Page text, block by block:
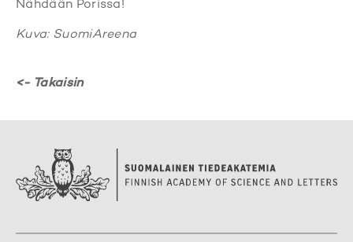
Nähdään Porissa!
Kuva: SuomiAreena
<- Takaisin